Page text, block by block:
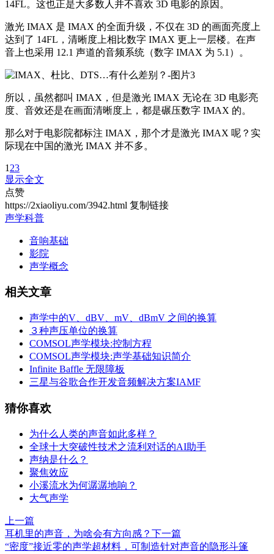
14FL。这也正是大多数人并不喜欢 3D 电影的原因。
激光 IMAX 是 IMAX 的全面升级，不仅在 3D 的画面亮度上
达到了 14FL，清晰度上相比数字 IMAX 更上一层楼。在声
音上也采用 12.1 声道的音频系统（数字 IMAX 为 5.1）。
所以，虽然都叫 IMAX，但是激光 IMAX 无论在 3D 电影亮
度、音效还是在画面清晰度上，都是碾压数字 IMAX 的。
那么对于电影院都标注 IMAX，那个才是激光 IMAX 呢？实
际现在中国的激光 IMAX 并不多。
1 23
显示全文
点赞
https://2xiaoliyu.com/3942.html 复制链接
声学科普
音响基础
影院
声学概念
相关文章
声学中的V、dBV、mV、dBmV 之间的换算
３种声压单位的换算
COMSOL声学模块:控制方程
COMSOL声学模块:声学基础知识简介
Infinite Baffle 无限障板
三星与谷歌合作开发音频解决方案IAMF
猜你喜欢
为什么人类的声音如此多样？
全球十大突破性技术之流利对话的AI助手
声纳是什么？
聚焦效应
小溪流水为何潺潺地响？
大气声学
上一篇
耳机里的声音，为啥会有方向感？ 下一篇
“密度”接近零的声学超材料，可制造针对声音的隐形斗篷